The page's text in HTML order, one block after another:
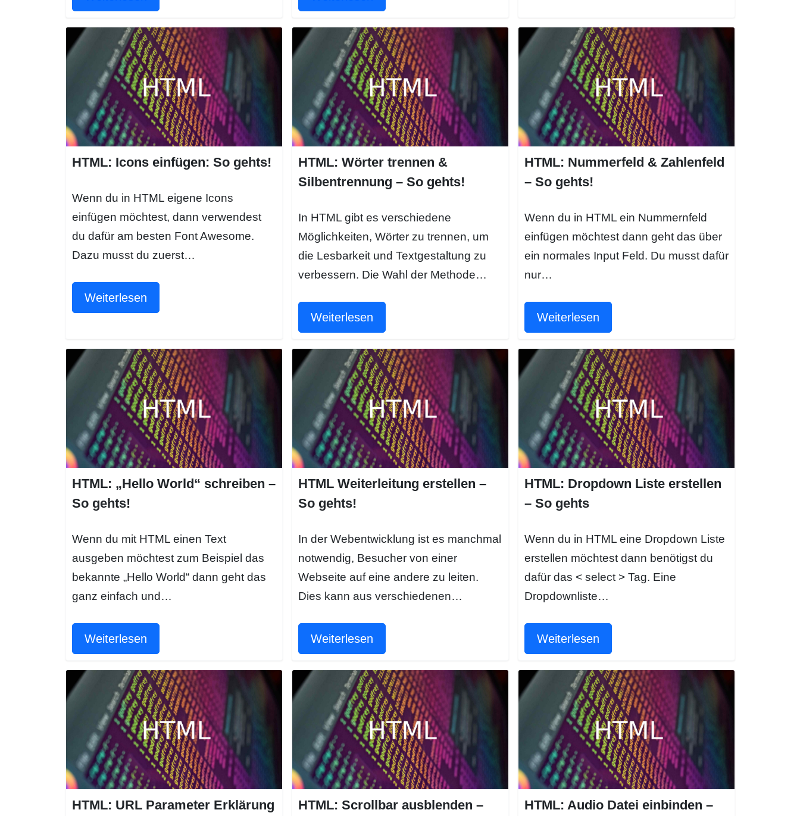
HTML: Icons einfügen: So gehts!
Wenn du in HTML eigene Icons
einfügen möchtest, dann verwendest
du dafür am besten Font Awesome.
Dazu musst du zuerst…
Weiterlesen
HTML: Wörter trennen &
Silbentrennung – So gehts!
In HTML gibt es verschiedene
Möglichkeiten, Wörter zu trennen, um
die Lesbarkeit und Textgestaltung zu
verbessern. Die Wahl der Methode…
Weiterlesen
HTML: Nummerfeld & Zahlenfeld
– So gehts!
Wenn du in HTML ein Nummernfeld
einfügen möchtest dann geht das über
ein normales Input Feld. Du musst dafür
nur…
Weiterlesen
HTML: „Hello World“ schreiben –
So gehts!
Wenn du mit HTML einen Text
ausgeben möchtest zum Beispiel das
bekannte „Hello World“ dann geht das
ganz einfach und…
Weiterlesen
HTML Weiterleitung erstellen –
So gehts!
In der Webentwicklung ist es manchmal
notwendig, Besucher von einer
Webseite auf eine andere zu leiten.
Dies kann aus verschiedenen…
Weiterlesen
HTML: Dropdown Liste erstellen
– So gehts
Wenn du in HTML eine Dropdown Liste
erstellen möchtest dann benötigst du
dafür das < select > Tag. Eine
Dropdownliste…
Weiterlesen
HTML: URL Parameter Erklärung
HTML: Scrollbar ausblenden –
HTML: Audio Datei einbinden –